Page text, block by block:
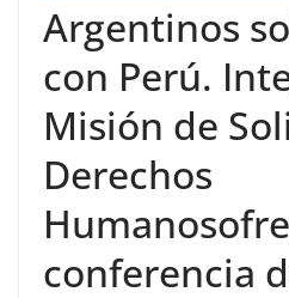
Argentinos
con Perú.
Misión de
Derechos
conferencia